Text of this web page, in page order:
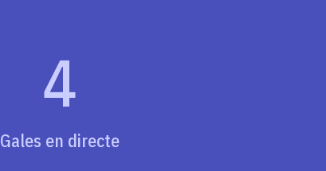
4
Gales en directe